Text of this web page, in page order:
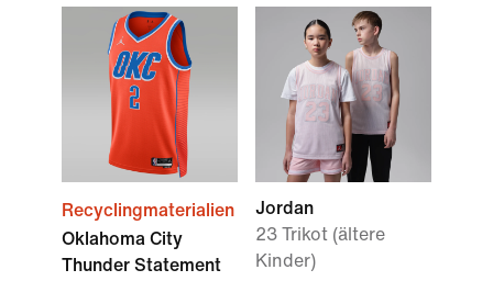
Recyclingmaterialien
Oklahoma City
Thunder Statement
Jordan
23 Trikot (ältere
Kinder)